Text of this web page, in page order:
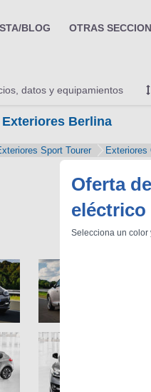
BLOG OTRAS
datos y equipamientos
Berlina
Sport Tourer Exteriores
Oferta
eléctrico
Selecciona un